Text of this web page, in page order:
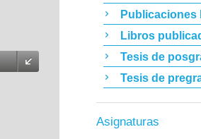
Publicaciones
Libros
Tesis de
Tesis de
Asignaturas